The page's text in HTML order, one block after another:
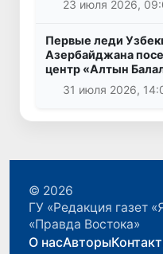
23 июля 2026,
Первые леди
Азербайджана
центр «Алтын
31 июля 2026,
© 2026
ГУ «Редакция газет
«Правда Востока»
О насАвторы